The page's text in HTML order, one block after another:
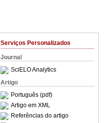
Serviços Personalizados
Journal
SciELO Analytics
Artigo
Português (pdf)
Artigo em XML
Referências do artigo